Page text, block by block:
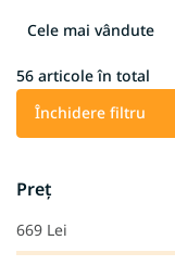
e
t
p
r
o
Cele mai vândute
56 articole în total
Închidere filtru
Preţ
669 Lei